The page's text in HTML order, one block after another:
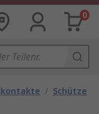
0
/ Schütze